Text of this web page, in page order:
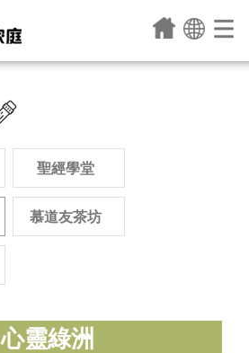
聖經學堂
慕道友茶坊
心靈綠洲